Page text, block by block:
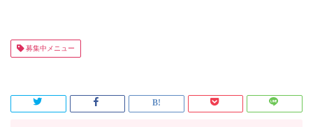
募集中メニュー